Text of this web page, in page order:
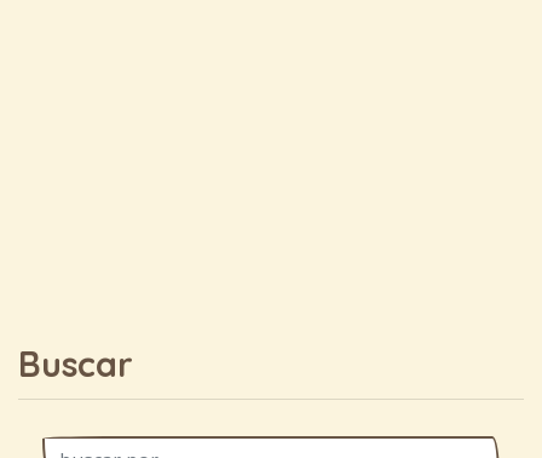
Buscar